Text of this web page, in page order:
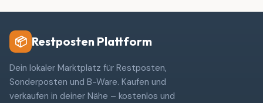
📦 Restposten Plattform
Dein lokaler Marktplatz für Restposten,
Sonderposten und B-Ware. Kaufen und
verkaufen in deiner Nähe – kostenlos und